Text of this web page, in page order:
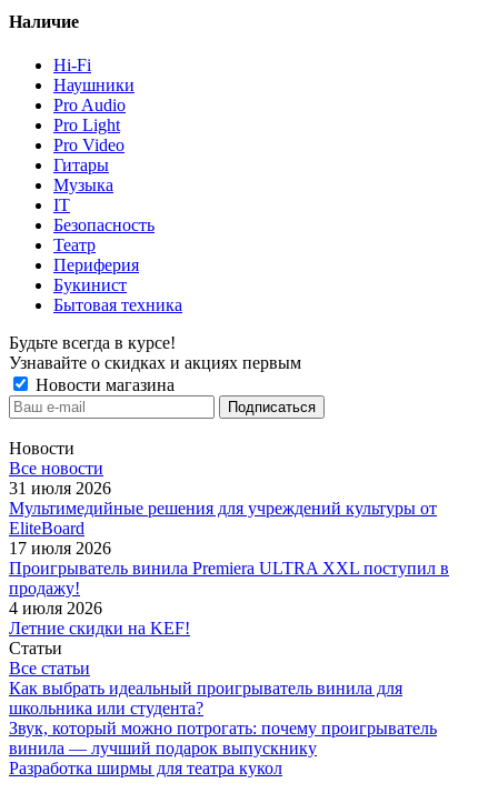
Наличие
Hi-Fi
Наушники
Pro Audio
Pro Light
Pro Video
Гитары
Музыка
IT
Безопасность
Театр
Периферия
Букинист
Бытовая техника
Будьте всегда в курсе!
Узнавайте о скидках и акциях первым
Новости магазина
Новости
Все новости
31 июля 2026
Мультимедийные решения для учреждений культуры от
EliteBoard
17 июля 2026
Проигрыватель винила Premiera ULTRA XXL поступил в
продажу!
4 июля 2026
Летние скидки на KEF!
Статьи
Все статьи
Как выбрать идеальный проигрыватель винила для
школьника или студента?
Звук, который можно потрогать: почему проигрыватель
винила — лучший подарок выпускнику
Разработка ширмы для театра кукол